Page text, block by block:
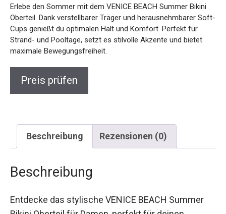
Oberteil. Dank verstellbarer Träger und herausnehmbarer
Soft-Cups genießt du optimalen Halt und Komfort. Perfekt
für Strand- und Pooltage, setzt es stilvolle Akzente und
bietet maximale Bewegungsfreiheit.
Beschreibung Rezensionen (0)
Beschreibung
Bikini Oberteil für Damen, perfekt für deinen